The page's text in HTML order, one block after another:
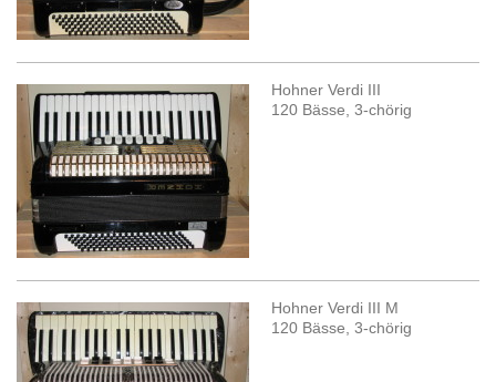
Hohner Verdi III
120 Bässe, 3-chörig
Hohner Verdi III M
120 Bässe, 3-chörig